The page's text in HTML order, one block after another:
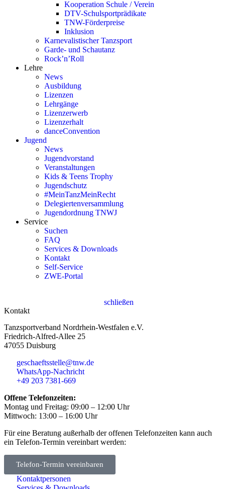
Kooperation Schule / Verein
DTV-Schulsportprädikate
TNW-Förderpreise
Inklusion
Karnevalistischer Tanzsport
Garde- und Schautanz
Rock’n’Roll
Lehre
News
Ausbildung
Lizenzen
Lehrgänge
Lizenzerwerb
Lizenzerhalt
danceConvention
Jugend
News
Jugendvorstand
Veranstaltungen
Kids & Teens Trophy
Jugendschutz
#MeinTanzMeinRecht
Delegiertenversammlung
Jugendordnung TNWJ
Service
Suchen
FAQ
Services & Downloads
Kontakt
Self-Service
ZWE-Portal
schließen
Kontakt
Tanzsportverband Nordrhein-Westfalen e.V.
Friedrich-Alfred-Allee 25
47055 Duisburg
geschaeftsstelle@tnw.de
WhatsApp-Nachricht
+49 203 7381-669
Offene Telefonzeiten:
Montag und Freitag: 09:00 – 12:00 Uhr
Mittwoch: 13:00 – 16:00 Uhr
Für eine Beratung außerhalb der offenen Telefonzeiten kann auch
ein Telefon-Termin vereinbart werden:
Telefon-Termin vereinbaren
Kontaktpersonen